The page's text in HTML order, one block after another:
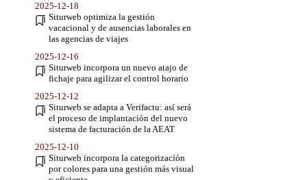
2025-12-18
Siturweb optimiza la gestión
vacacional y de ausencias laborales en
las agencias de viajes
2025-12-16
Siturweb incorpora un nuevo atajo de
fichaje para agilizar el control horario
2025-12-12
Siturweb se adapta a Verifactu: así será
el proceso de implantación del nuevo
sistema de facturación de la AEAT
2025-12-10
Siturweb incorpora la categorización
por colores para una gestión más visual